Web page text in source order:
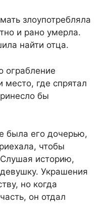
злоупотребляла
и рано умерла.
найти отца.
ограбление
где спрятал
бы
была его дочерью,
чтобы
Слушая историю,
Украшения
но когда
он отдал